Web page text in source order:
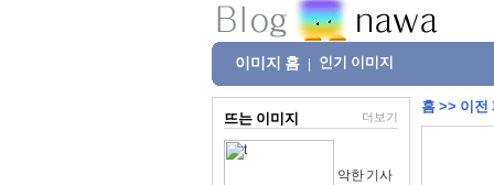
이미지 홈 인기 이미지
뜨는 이미지 더보기
악한 기사
홈 >> 이전